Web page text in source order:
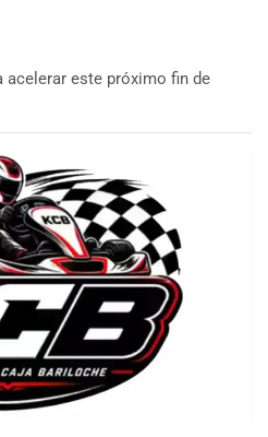
acelerar este próximo fin de